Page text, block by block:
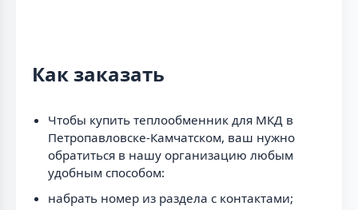
Как заказать
Чтобы купить теплообменник для МКД в
Петропавловске-Камчатском, ваш нужно
обратиться в нашу организацию любым
удобным способом:
набрать номер из раздела с контактами;